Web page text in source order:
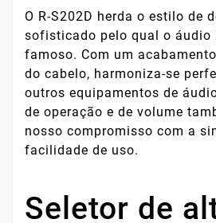
O R-S202D herda o estilo de
sofisticado pelo qual o áudio
famoso. Com um
do cabelo, harmoniza-se
outros equipamentos de
de operação e de volume
nosso compromisso com a
facilidade de uso.
Seletor de